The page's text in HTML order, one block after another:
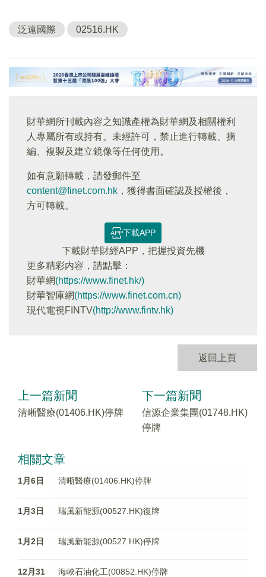
泛遠國際 02516.HK
財華網所刊載內容之知識產權為財華網及相關權利
人專屬所有或持有。未經許可，禁止進行轉載、摘
編、複製及建立鏡像等任何使用。
如有意願轉載，請發郵件至
content@finet.com.hk ，獲得書面確認及授權後，
方可轉載。
下載APP
下載財華財經APP，把握投資先機
更多精彩内容，請點擊：
財華網(https://www.finet.hk/)
財華智庫網(https://www.finet.com.cn)
現代電視FINTV(http://www.fintv.hk)
返回上頁
上一篇新聞
清晰醫療(01406.HK)停牌
下一篇新聞
信源企業集團(01748.HK)
停牌
相關文章
1月6日 清晰醫療(01406.HK)停牌
1月3日 瑞風新能源(00527.HK)復牌
1月2日 瑞風新能源(00527.HK)停牌
12月31
海峽石油化工(00852.HK)停牌